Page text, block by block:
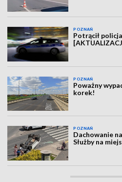
POZNAŃ
Potrącił
POZNAŃ
Poważny
korek!
POZNAŃ
Dachowanie
Służby na